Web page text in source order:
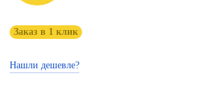
Заказ в 1 клик
Нашли дешевле?